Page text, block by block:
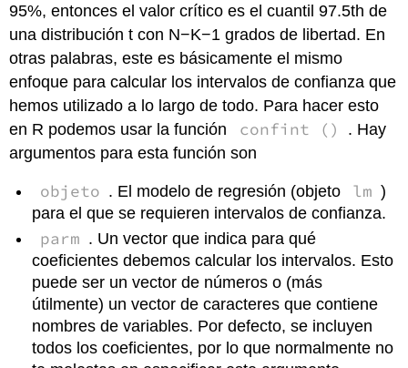
95%, entonces el valor crítico es el cuantil 97.5th de
una distribución t con N−K−1 grados de libertad. En
otras palabras, este es básicamente el mismo
enfoque para calcular los intervalos de confianza que
hemos utilizado a lo largo de todo. Para hacer esto
en R podemos usar la función
confint ()
. Hay
argumentos para esta función son
objeto . El modelo de regresión (objeto lm )
para el que se requieren intervalos de confianza.
parm . Un vector que indica para qué
coeficientes debemos calcular los intervalos. Esto
puede ser un vector de números o (más
útilmente) un vector de caracteres que contiene
nombres de variables. Por defecto, se incluyen
todos los coeficientes, por lo que normalmente no